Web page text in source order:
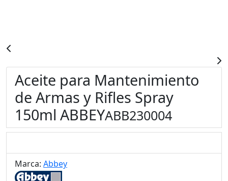
Aceite para Mantenimiento
de Armas y Rifles Spray
150ml ABBEYABB230004
Marca: Abbey